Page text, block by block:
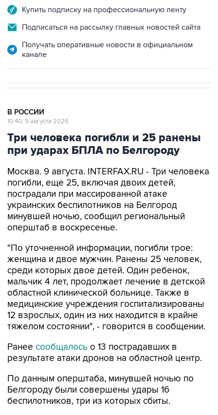
Купить подписку на профессиональную ленту
Подписаться на рассылку главных новостей сайта
Получать оперативные новости в официальном
канале
В РОССИИ
10:40, 9 августа 2026
Три человека погибли и 25 ранены
при ударах БПЛА по Белгороду
Москва. 9 августа. INTERFAX.RU - Три человека
погибли, еще 25, включая двоих детей,
пострадали при массированной атаке
украинских беспилотников на Белгород
минувшей ночью, сообщил региональный
оперштаб в воскресенье.
"По уточненной информации, погибли трое:
женщина и двое мужчин. Ранены 25 человек,
среди которых двое детей. Один ребенок,
мальчик 4 лет, продолжает лечение в детской
областной клинической больнице. Также в
медицинские учреждения госпитализированы
12 взрослых, один из них находится в крайне
тяжелом состоянии", - говорится в сообщении.
Ранее сообщалось о 13 пострадавших в
результате атаки дронов на областной центр.
По данным оперштаба, минувшей ночью по
Белгороду были совершены удары 16
беспилотников, три из которых сбиты.